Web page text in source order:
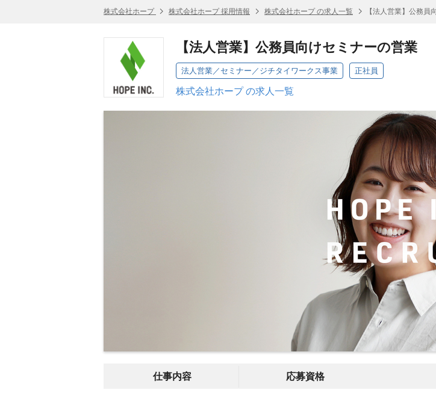
株式会社ホープ 株式会社ホープ 採用情報 株式会社ホープ の求人一覧 【法人営業】公務員
【法人営業】公務員向けセミナーの営業
法人営業／セミナー／ジチタイワークス事業 正社員
株式会社ホープ の求人一覧
仕事内容 応募資格